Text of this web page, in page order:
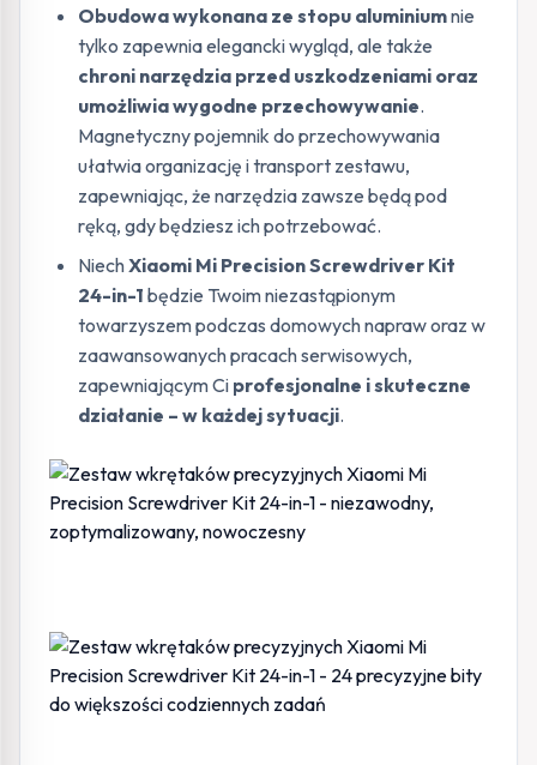
Obudowa wykonana ze stopu aluminiumnie
tylko zapewnia elegancki wygląd, ale także
chroni narzędzia przed uszkodzeniami oraz
umożliwia wygodne przechowywanie.
Magnetyczny pojemnik do przechowywania
ułatwia organizację i transport zestawu,
zapewniając, że narzędzia zawsze będą pod
ręką, gdy będziesz ich potrzebować.
NiechXiaomi Mi Precision Screwdriver Kit
24-in-1 będzie Twoim niezastąpionym
towarzyszem podczas domowych napraw oraz w
zaawansowanych pracach serwisowych,
zapewniającym Ci profesjonalne i skuteczne
działanie – w każdej sytuacji.